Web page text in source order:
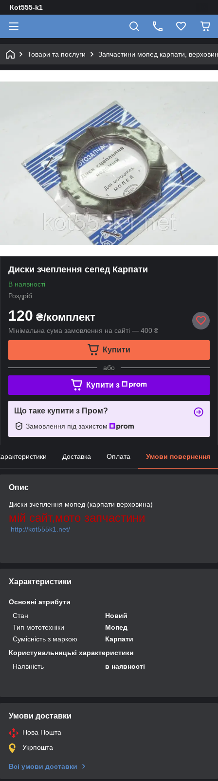
Кot555-k1
Товари та послуги Запчастини мопед карпати,
Диски зчеплення сепед Карпати
В наявності
Роздріб
120 ₴/комплект
Мінімальна сума замовлення на сайті — 400 ₴
Купити
або
Купити з
Що таке купити з Пром?
Замовлення під захистом
Доставка Оплата Умови повернення
Опис
Диски зчеплення мопед (карпати верховина)
мій сайт,мото запчастини
http://kot555k1.net/
Характеристики
Основні атрибути
Стан
Новий
Тип мототехніки
Мопед
Сумісність з маркою
Карпати
Користувальницькі характеристики
Наявність
в наявності
Умови доставки
Нова Пошта
Укрпошта
Всі умови доставки